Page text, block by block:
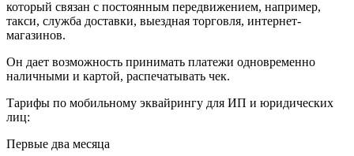
который связан с постоянным передвижением, например,
такси, служба доставки, выездная торговля, интернет-
магазинов.
Он дает возможность принимать платежи одновременно
наличными и картой, распечатывать чек.
Тарифы по мобильному эквайрингу для ИП и юридических
лиц:
Первые два месяца